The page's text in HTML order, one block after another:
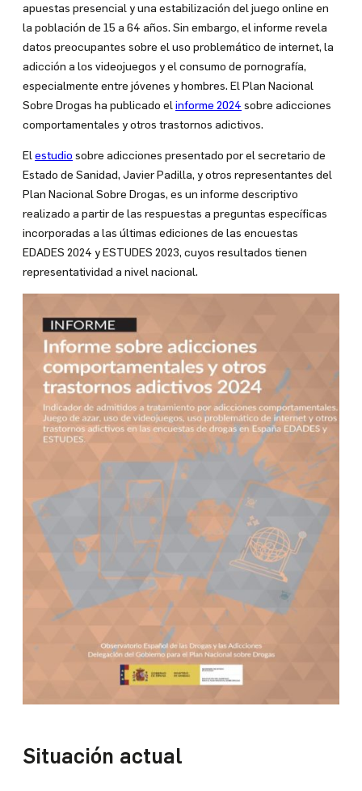
apuestas presencial y una estabilización del juego online en
la población de 15 a 64 años. Sin embargo, el informe revela
datos preocupantes sobre el uso problemático de internet, la
adicción a los videojuegos y el consumo de pornografía,
especialmente entre jóvenes y hombres. El Plan Nacional
Sobre Drogas ha publicado elinforme 2024 sobre adicciones
comportamentales y otros trastornos adictivos.
Elestudio sobre adicciones presentado por el secretario de
Estado de Sanidad, Javier Padilla, y otros representantes del
Plan Nacional Sobre Drogas, es un informe descriptivo
realizado a partir de las respuestas a preguntas específicas
incorporadas a las últimas ediciones de las encuestas
EDADES 2024 y ESTUDES 2023, cuyos resultados tienen
representatividad a nivel nacional.
Situación actual